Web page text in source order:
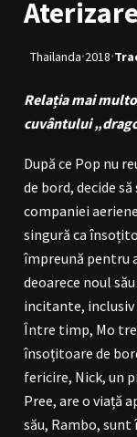
LGBTQ+ NON-
ALĂTURĂ-TE
Contul meu
Thailanda·2018·
Relația mai
cuvântului
După ce Pop nu
de bord, decide
companiei
singură ca
împreună pentru
deoarece noul
incitante,
Între timp, Mo
însoțitoare de
fericire, Nick, un
Pree, are o viață
său, Rambo,